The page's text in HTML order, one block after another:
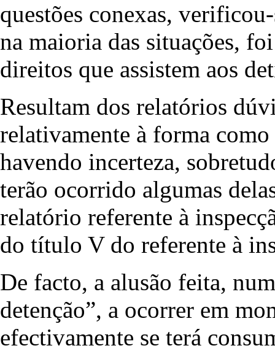
questões conexas,
na maioria das situações,
direitos que assistem aos
Resultam dos relatórios
relativamente à forma como
havendo incerteza,
terão ocorrido algumas
relatório referente à
do título V do referente à
De facto, a alusão feita,
detenção”, a ocorrer em
efectivamente se terá